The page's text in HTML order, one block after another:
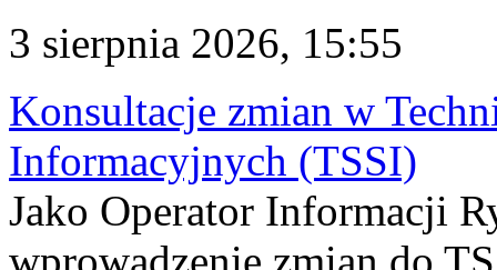
3 sierpnia 2026, 15:55
Konsultacje zmian w
Informacyjnych (TSSI)
Jako Operator Informacji